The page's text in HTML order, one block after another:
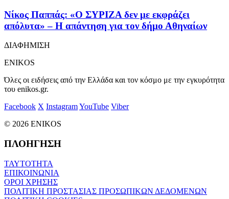
Νίκος Παππάς: «Ο ΣΥΡΙΖΑ δεν με εκφράζει
απόλυτα» – Η απάντηση για τον δήμο Αθηναίων
ΔΙΑΦΗΜΙΣΗ
ENIKOS
Όλες οι ειδήσεις από την Ελλάδα και τον κόσμο με την εγκυρότητα
του enikos.gr.
Facebook X InstagramYouTube Viber
© 2026 ENIKOS
ΠΛΟΗΓΗΣΗ
ΤΑΥΤΟΤΗΤΑ
ΕΠΙΚΟΙΝΩΝΙΑ
ΟΡΟΙ ΧΡΗΣΗΣ
ΠΟΛΙΤΙΚΗ ΠΡΟΣΤΑΣΙΑΣ ΠΡΟΣΩΠΙΚΩΝ ΔΕΔΟΜΕΝΩΝ